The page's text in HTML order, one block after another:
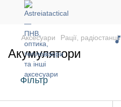
Аксесуари Рації, радіостанції
Акумулятори
Фільтр